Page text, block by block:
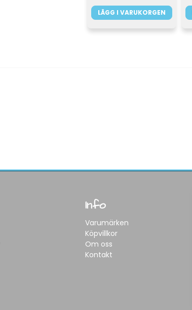
LÄGG I VARUKORGEN
Info
Varumärken
Köpvillkor
Om oss
Kontakt